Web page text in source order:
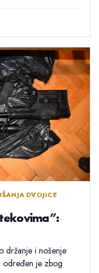
DVOJICE
držanje i nošenje
određen je zbog